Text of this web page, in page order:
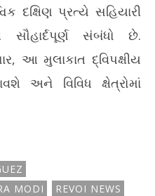
દક્ષિણ પ્રત્યે સહિયારી
સૌહાર્દપૂર્ણ સંબંધો છે.
આ મુલાકાત દ્વિપક્ષીય
અને વિવિધ ક્ષેત્રોમાં
MODI
REVOI NEWS